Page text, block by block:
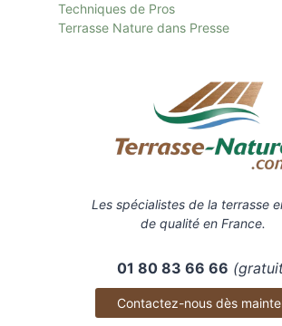
Techniques de Pros
Terrasse Nature dans Presse
Les spécialistes de la terrasse
de qualité en France.
01 80 83 66 66
Contactez-nous dès